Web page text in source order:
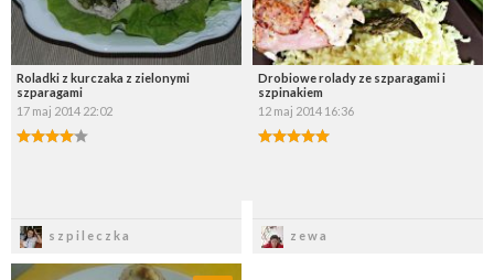
Roladki z kurczaka z zielonymi
szparagami
17 maj 2014 22:02
szpileczka
Drobiowe rolady ze szparagami i
szpinakiem
12 maj 2014 16:36
zewa
Dodaj do ulubionych